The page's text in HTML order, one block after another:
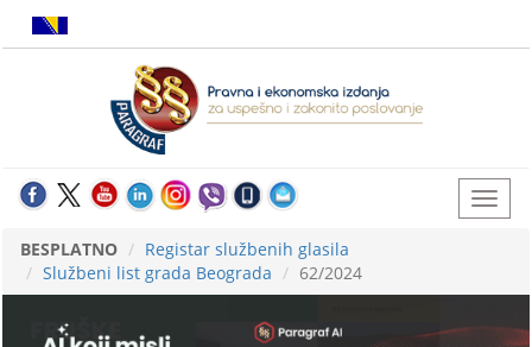
BESPLATNO
Registar službenih glasila
Službeni list grada Beograda
62/2024